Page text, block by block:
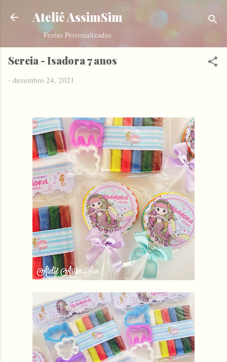
Pular para o conteúdo principal
Ateliê AssimSim
Festas Personalizadas
Sereia - Isadora 7 anos
- dezembro 24, 2021